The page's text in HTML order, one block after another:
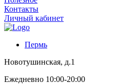
Контакты
Личный кабинет
Пермь
Новотушинская, д.1
Ежедневно 10:00-20:00